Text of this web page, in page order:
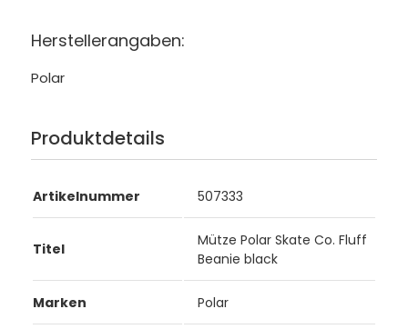
Herstellerangaben:
Polar
Produktdetails
Artikelnummer 507333
Titel
Mütze Polar Skate Co. Fluff
Beanie black
Marken Polar